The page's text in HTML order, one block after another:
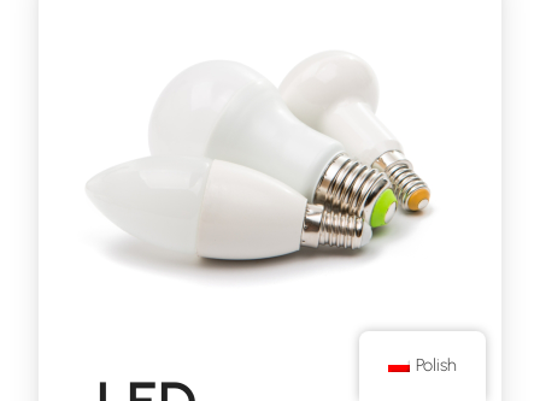
Polish